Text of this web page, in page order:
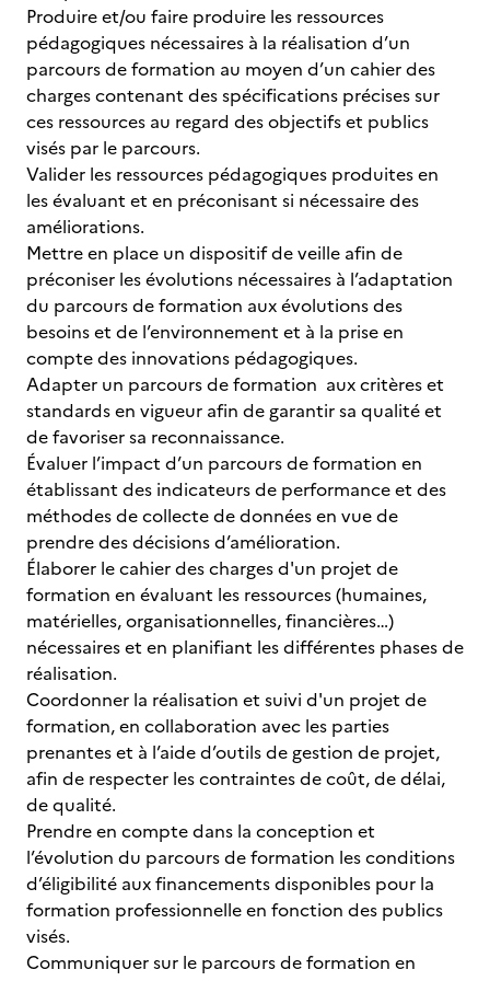
Produire et/ou faire produire les ressources
pédagogiques nécessaires à la réalisation d’un
parcours de formation au moyen d’un cahier des
charges contenant des spécifications précises sur
ces ressources au regard des objectifs et publics
visés par le parcours.
Valider les ressources pédagogiques produites en
les évaluant et en préconisant si nécessaire des
améliorations.
Mettre en place un dispositif de veille afin de
préconiser les évolutions nécessaires à l’adaptation
du parcours de formation aux évolutions des
besoins et de l’environnement et à la prise en
compte des innovations pédagogiques.
Adapter un parcours de formation aux critères et
standards en vigueur afin de garantir sa qualité et
de favoriser sa reconnaissance.
Évaluer l’impact d’un parcours de formation en
établissant des indicateurs de performance et des
méthodes de collecte de données en vue de
prendre des décisions d’amélioration.
Élaborer le cahier des charges d'un projet de
formation en évaluant les ressources (humaines,
matérielles, organisationnelles, financières…)
nécessaires et en planifiant les différentes phases de
réalisation.
Coordonner la réalisation et suivi d'un projet de
formation, en collaboration avec les parties
prenantes et à l’aide d’outils de gestion de projet,
afin de respecter les contraintes de coût, de délai,
de qualité.
Prendre en compte dans la conception et
l’évolution du parcours de formation les conditions
d’éligibilité aux financements disponibles pour la
formation professionnelle en fonction des publics
visés.
Communiquer sur le parcours de formation en